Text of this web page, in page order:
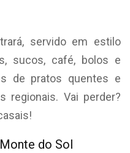
servido em estilo
sucos, café, bolos e
de pratos quentes e
regionais. Vai perder?
do Sol